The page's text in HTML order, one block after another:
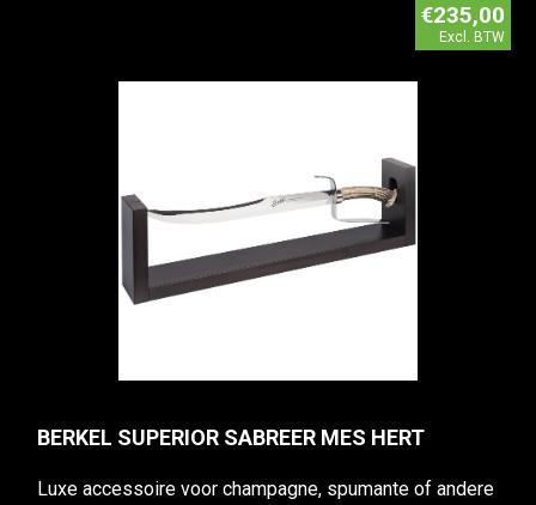
€235,00
Excl. BTW
BERKEL SUPERIOR SABREER MES HERT
Luxe accessoire voor champagne, spumante of andere